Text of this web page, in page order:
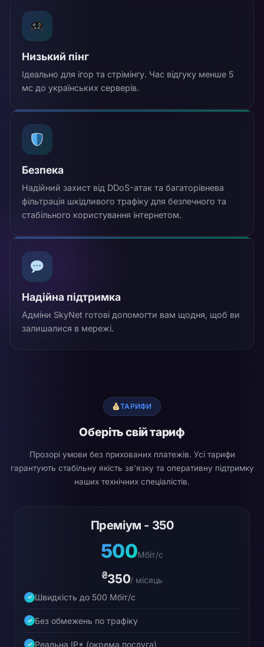
Низький пінг
Ідеально для ігор та стрімінгу. Час відгуку менше 5
мс до українських серверів.
Безпека
Надійний захист від DDoS-атак та багаторівнева
фільтрація шкідливого трафіку для безпечного та
стабільного користування інтернетом.
Надійна підтримка
Адміни SkyNet готові допомогти вам щодня, щоб ви
залишалися в мережі.
ТАРИФИ
Оберіть свій тариф
Прозорі умови без прихованих платежів. Усі тарифи
гарантують стабільну якість зв'язку та оперативну підтримку
наших технічних спеціалістів.
Преміум - 350
500Мбіт/с
₴350/ місяць
✓ Швидкість до 500 Мбіт/с
✓ Без обмежень по трафіку
✓ Реальна IP* (окрема послуга)